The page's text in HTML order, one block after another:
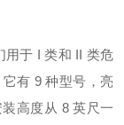
用于 I 类和 II 类危
有 9 种型号，亮
高度从 8 英尺一